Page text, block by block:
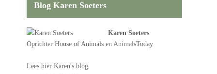
Blog Karen Soeters
Karen Soeters
OprichterHouse of Animals en AnimalsToday
Leeshier Karen's blog